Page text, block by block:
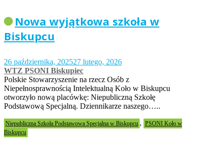
Nowa wyjątkowa szkoła w
Biskupcu
26 października, 202527 lutego, 2026
WTZ PSONI Biskupiec
Polskie Stowarzyszenie na rzecz Osób z
Niepełnosprawnością Intelektualną Koło w Biskupcu
otworzyło nową placówkę: Niepubliczną Szkołę
Podstawową Specjalną. Dziennikarze naszego…..
Niepubliczna Szkoła Podstawowa Specjalna w Biskupcu , PSONI Koło w
Biskupcu